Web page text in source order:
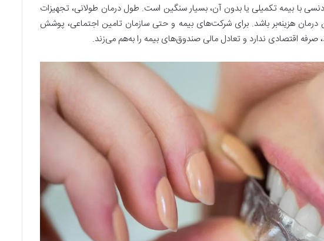
با بیمه تکمیلی یا بدون آن، بسیار سنگین است. طول درمان طولانی، تجهیزات
هزینه‌بر باشد. برای شرکت‌های بیمه و حتی سازمان تامین اجتماعی، پوشش
صرفه اقتصادی ندارد و تعادل مالی صندوق‌های بیمه را به‌هم می‌زند.